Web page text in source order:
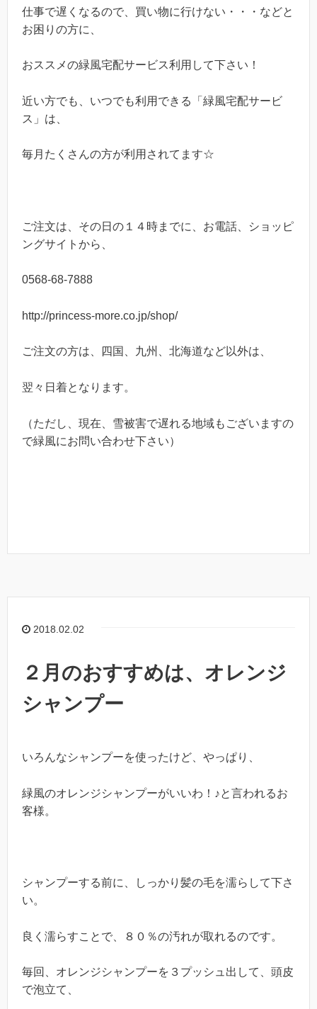
仕事で遅くなるので、買い物に行けない・・・などと
お困りの方に、
おススメの緑風宅配サービス利用して下さい！
近い方でも、いつでも利用できる「緑風宅配サービ
ス」は、
毎月たくさんの方が利用されてます☆
ご注文は、その日の１４時までに、お電話、ショッピ
ングサイトから、
0568-68-7888
http://princess-more.co.jp/shop/
ご注文の方は、四国、九州、北海道など以外は、
翌々日着となります。
（ただし、現在、雪被害で遅れる地域もございますの
で緑風にお問い合わせ下さい）
2018.02.02
２月のおすすめは、オレンジ
シャンプー
いろんなシャンプーを使ったけど、やっぱり、
緑風のオレンジシャンプーがいいわ！♪と言われるお
客様。
シャンプーする前に、しっかり髪の毛を濡らして下さ
い。
良く濡らすことで、８０％の汚れが取れるのです。
毎回、オレンジシャンプーを３プッシュ出して、頭皮
で泡立て、